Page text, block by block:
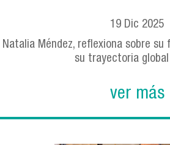
19 Dic 2025
Natalia Méndez, reflexiona sobre su
su trayectoria global
ver más